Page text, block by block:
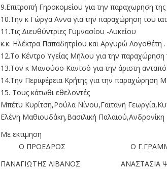
9.Επιτροπή Γηροκομείου για την παραχωρηση
10.Την κ Γώργα Αννα για την παραχώρηση του
11.Τις Διευθύντριες Γυμνασίου -Λυκείου
κ.κ. Ηλέκτρα Παπαδητρίου και Αργυρώ Λογοθέτη .
12.Το Κέντρο Υγείας Μήλου για την παραχώρηση
13.Τον κ Μανούσο Καντσό για την άριστη
14.Την Περιφέρεια Κρήτης για την παραχώρηση
15. Τους κάτωθι εθελοντές
Μπέτυ Κυρίτση,Ρούλα Νίνου,Γαιτανή
Ελένη Μαθιουδάκη,Βασιλική
Με εκτιμηση
Ο ΠΡΟΕΔΡΟΣ Ο
ΠΑΝΑΓΙΩΤΗΣ ΛΙΒΑΝΟΣ ΑΝΑΣΤΑΣΙΑ